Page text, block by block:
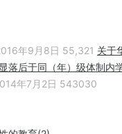
年9月8日 55,321 关于
落后于同（年）级体制内
年7月2日 543030